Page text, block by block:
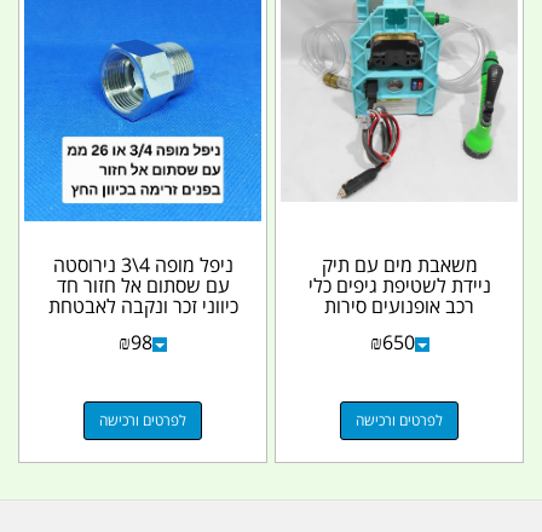
משאבת מים עם תיק
ניידת לשטיפת גיפים כלי
רכב אופנועים סירות
₪650
לפרטים ורכישה
ניפל מופה 4\3 נירוסטה
עם שסתום אל חזור חד
כיווני זכר ונקבה לאבטחת
מערכות מים...
₪98
לפרטים ורכישה